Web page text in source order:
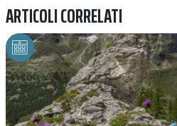
ARTICOLI CORRELATI